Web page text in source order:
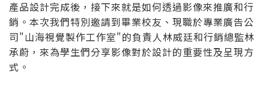
產品設計完成後，接下來就是如何透過影像來推廣和行
銷。本次我們特別邀請到畢業校友、現職於專業廣告公
司"山海視覺製作工作室"的負責人林威廷和行銷總監林
承蔚，來為學生們分享影像對於設計的重要性及呈現方
式。